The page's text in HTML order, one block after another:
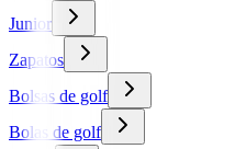
Junior
Zapatos
Bolsas de golf
Bolas de golf